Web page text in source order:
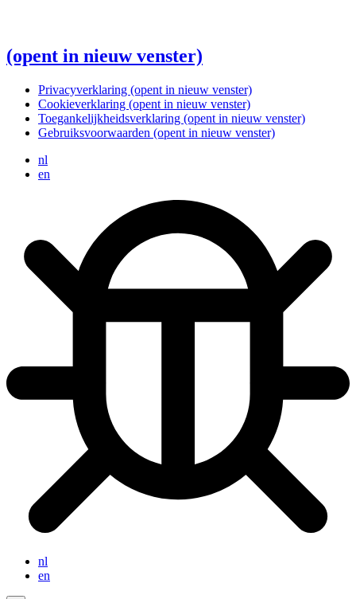
(opent in nieuw venster)
Privacyverklaring (opent in nieuw venster)
Cookieverklaring (opent in nieuw venster)
Toegankelijkheidsverklaring (opent in nieuw venster)
Gebruiksvoorwaarden (opent in nieuw venster)
nl
en
nl
en